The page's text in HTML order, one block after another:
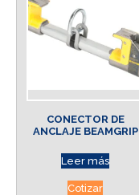
CONECTOR DE
ANCLAJE BEAMGRIP
Leer más
Cotizar